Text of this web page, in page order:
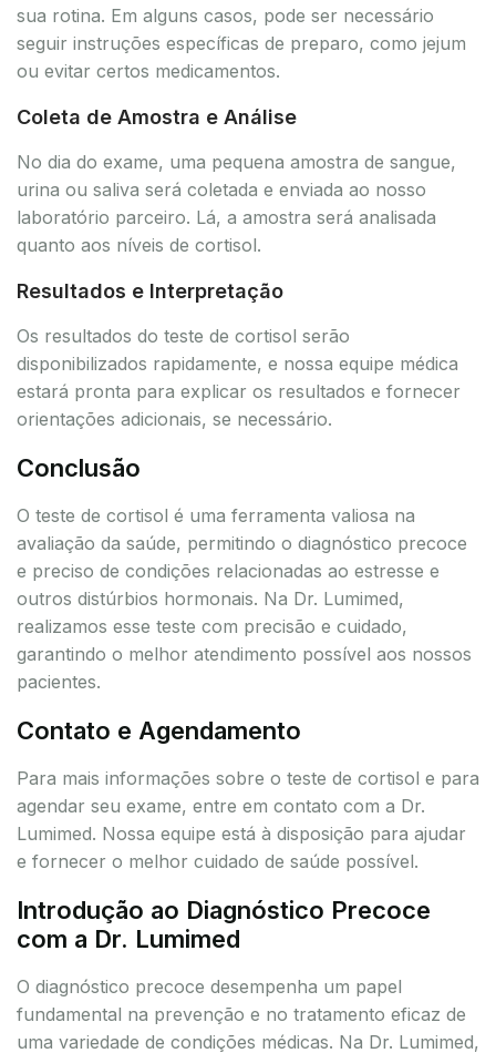
sua rotina. Em alguns casos, pode ser necessário
seguir instruções específicas de preparo, como jejum
ou evitar certos medicamentos.
Coleta de Amostra e Análise
No dia do exame, uma pequena amostra de sangue,
urina ou saliva será coletada e enviada ao nosso
laboratório parceiro. Lá, a amostra será analisada
quanto aos níveis de cortisol.
Resultados e Interpretação
Os resultados do teste de cortisol serão
disponibilizados rapidamente, e nossa equipe médica
estará pronta para explicar os resultados e fornecer
orientações adicionais, se necessário.
Conclusão
O teste de cortisol é uma ferramenta valiosa na
avaliação da saúde, permitindo o diagnóstico precoce
e preciso de condições relacionadas ao estresse e
outros distúrbios hormonais. Na Dr. Lumimed,
realizamos esse teste com precisão e cuidado,
garantindo o melhor atendimento possível aos nossos
pacientes.
Contato e Agendamento
Para mais informações sobre o teste de cortisol e para
agendar seu exame, entre em contato com a Dr.
Lumimed. Nossa equipe está à disposição para ajudar
e fornecer o melhor cuidado de saúde possível.
Introdução ao Diagnóstico Precoce
com a Dr. Lumimed
O diagnóstico precoce desempenha um papel
fundamental na prevenção e no tratamento eficaz de
uma variedade de condições médicas. Na Dr. Lumimed,